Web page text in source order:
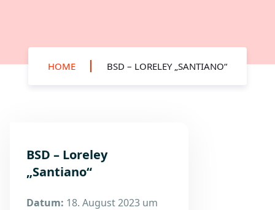
HOME BSD – LORELEY „SANTIANO“
BSD – Loreley
„Santiano“
Datum: 18. August 2023 um